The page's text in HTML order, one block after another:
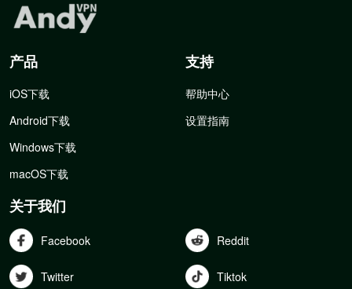
产品
iOS下载
Android下载
Windows下载
macOS下载
支持
帮助中心
设置指南
关于我们
Facebook Reddit
Twitter Tiktok